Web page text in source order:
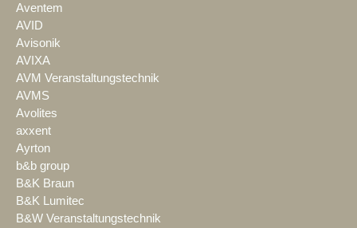
Aventem
AVID
Avisonik
AVIXA
AVM Veranstaltungstechnik
AVMS
Avolites
axxent
Ayrton
b&b group
B&K Braun
B&K Lumitec
B&W Veranstaltungstechnik